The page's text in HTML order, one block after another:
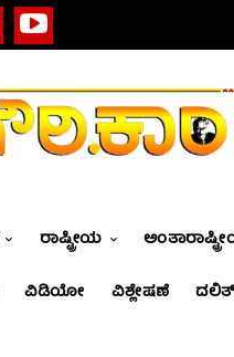
ರಾಷ್ಟ್ರೀಯ
ವಿಡಿಯೋ ವಿಶ್ಲೇಷಣೆ ದಲಿತ್